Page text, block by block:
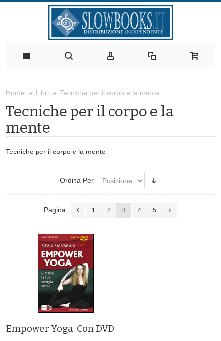
Home Libri Tecniche per il corpo e la mente
Tecniche per il corpo e la
mente
Tecniche per il corpo e la mente
Ordina Per
Pagina: 1 2 3 4 5
Empower Yoga. Con DVD